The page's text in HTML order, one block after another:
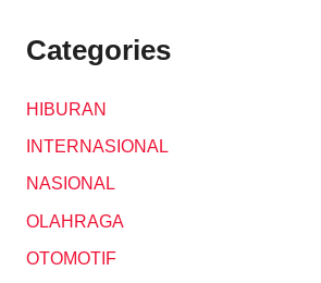
Categories
HIBURAN
INTERNASIONAL
NASIONAL
OLAHRAGA
OTOMOTIF